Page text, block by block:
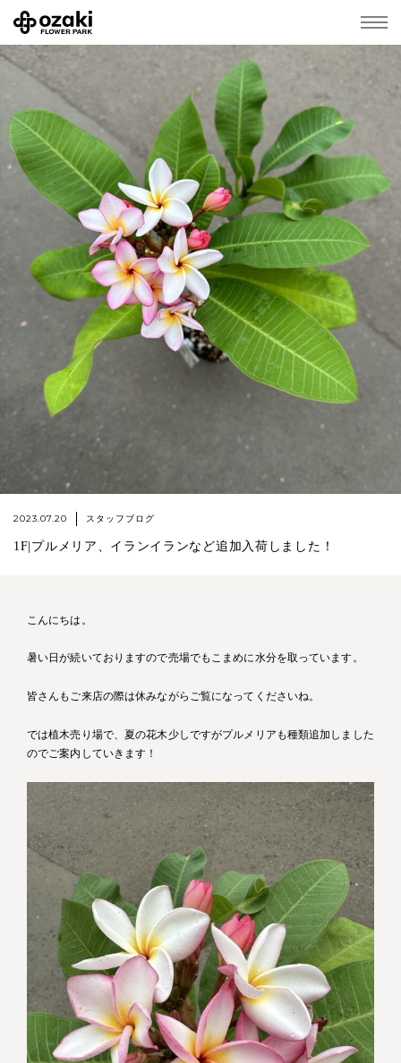
2023.07.20 スタッフブログ
1F|プルメリア、イランイランなど追加入荷しました！
こんにちは。
暑い日が続いておりますので売場でもこまめに水分を取っています。
皆さんもご来店の際は休みながらご覧になってくださいね。
では植木売り場で、夏の花木少しですがプルメリアも種類追加しました
のでご案内していきます！